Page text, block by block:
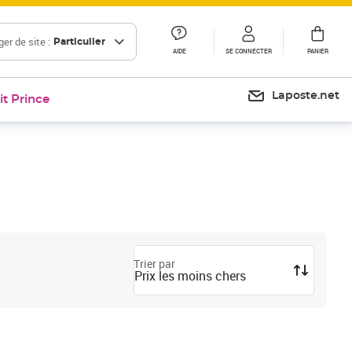
de site : Particulier
AIDE SE CONNECTER PANIER
Prince Laposte.net
Trier par
Prix les moins chers